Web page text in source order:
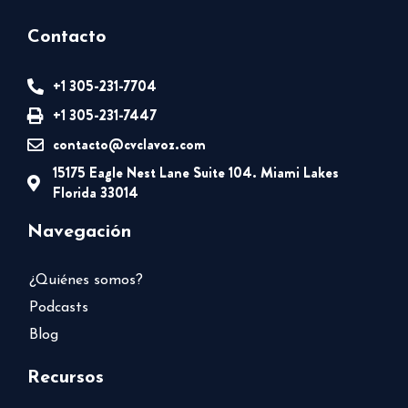
Contacto
+1 305-231-7704
+1 305-231-7447
contacto@cvclavoz.com
15175 Eagle Nest Lane Suite 104. Miami Lakes
Florida 33014
Navegación
¿Quiénes somos?
Podcasts
Blog
Recursos